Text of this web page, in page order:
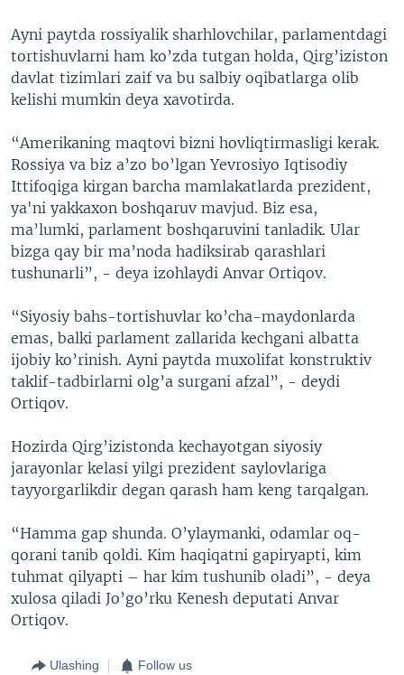
Ayni paytda rossiyalik sharhlovchilar, parlamentdagi
tortishuvlarni ham ko’zda tutgan holda, Qirg’iziston
davlat tizimlari zaif va bu salbiy oqibatlarga olib
kelishi mumkin deya xavotirda.
“Amerikaning maqtovi bizni hovliqtirmasligi kerak.
Rossiya va biz a’zo bo’lgan Yevrosiyo Iqtisodiy
Ittifoqiga kirgan barcha mamlakatlarda prezident,
ya'ni yakkaxon boshqaruv mavjud. Biz esa,
ma’lumki, parlament boshqaruvini tanladik. Ular
bizga qay bir ma’noda hadiksirab qarashlari
tushunarli”, - deya izohlaydi Anvar Ortiqov.
“Siyosiy bahs-tortishuvlar ko’cha-maydonlarda
emas, balki parlament zallarida kechgani albatta
ijobiy ko’rinish. Ayni paytda muxolifat konstruktiv
taklif-tadbirlarni olg’a surgani afzal”, - deydi
Ortiqov.
Hozirda Qirg’izistonda kechayotgan siyosiy
jarayonlar kelasi yilgi prezident saylovlariga
tayyorgarlikdir degan qarash ham keng tarqalgan.
“Hamma gap shunda. O’ylaymanki, odamlar oq-
qorani tanib qoldi. Kim haqiqatni gapiryapti, kim
tuhmat qilyapti – har kim tushunib oladi”, - deya
xulosa qiladi Jo’go’rku Kenesh deputati Anvar
Ortiqov.
Ulashing Follow us